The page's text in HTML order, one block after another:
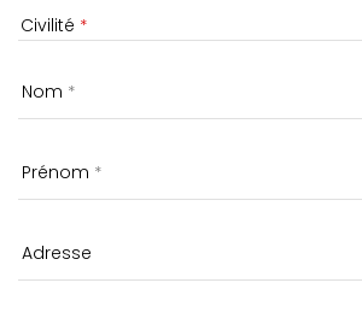
Civilité
Nom
Prénom
Adresse